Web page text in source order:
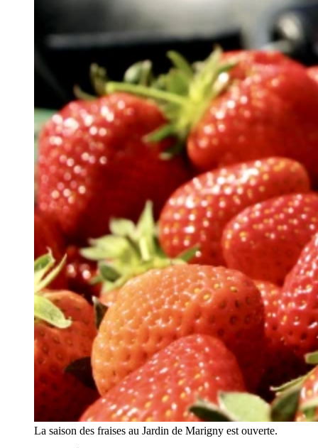
La saison des fraises au Jardin de Marigny est ouverte.